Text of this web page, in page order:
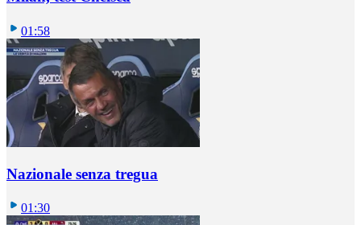
01:58
Nazionale senza tregua
01:30